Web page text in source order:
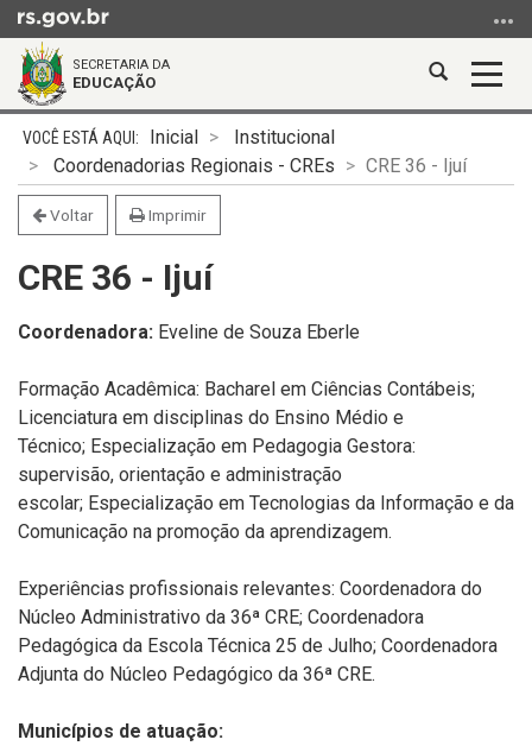
para
conteúdo
menu
para
busca
SECRETARIA DA
EDUCAÇÃO
Abrir
Início
conteúdo
Inicial
Institucional
Coordenadorias Regionais - CREs
CRE 36 - Ijuí
Voltar Imprimir
CRE 36 - Ijuí
Coordenadora: Eveline de Souza Eberle
Formação Acadêmica: Bacharel em Ciências Contábeis;
Licenciatura em disciplinas do Ensino Médio e
Técnico; Especialização em Pedagogia Gestora:
supervisão, orientação e administração
escolar; Especialização em Tecnologias da Informação e da
Comunicação na promoção da aprendizagem.
Experiências profissionais relevantes: Coordenadora do
Núcleo Administrativo da 36ª CRE; Coordenadora
Pedagógica da Escola Técnica 25 de Julho; Coordenadora
Adjunta do Núcleo Pedagógico da 36ª CRE.
Municípios de atuação: